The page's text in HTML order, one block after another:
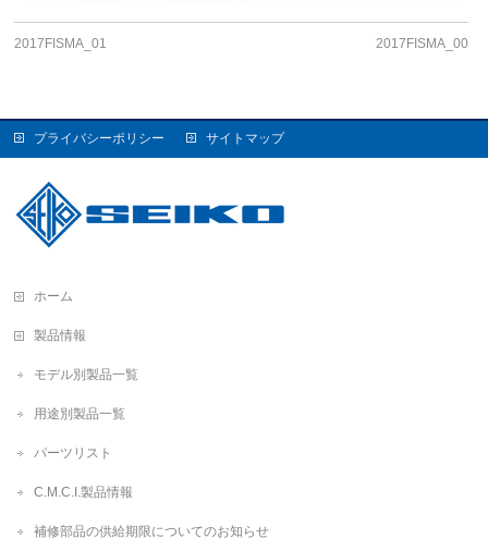
2017FISMA_01 2017FISMA_00
プライバシーポリシー サイトマップ
ホーム
製品情報
モデル別製品一覧
用途別製品一覧
パーツリスト
C.M.C.I.製品情報
補修部品の供給期限についてのお知らせ